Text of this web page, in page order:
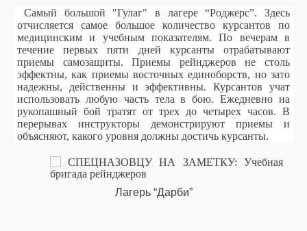
Самый большой "Гулаг" в лагере “Роджерс”. Здесь
отчисляется самое большое количество курсантов по
медицинским и учебным показателям. По вечерам в
течение первых пяти дней курсанты отрабатывают
приемы самозащиты. Приемы рейнджеров не столь
эффектны, как приемы восточных единоборств, но зато
надежны, действенны и эффективны. Курсантов учат
использовать любую часть тела в бою. Ежедневно на
рукопашный бой тратят от трех до четырех часов. В
перерывах инструкторы демонстрируют приемы и
объясняют, какого уровня должны достичь курсанты.
Лагерь “Дарби”